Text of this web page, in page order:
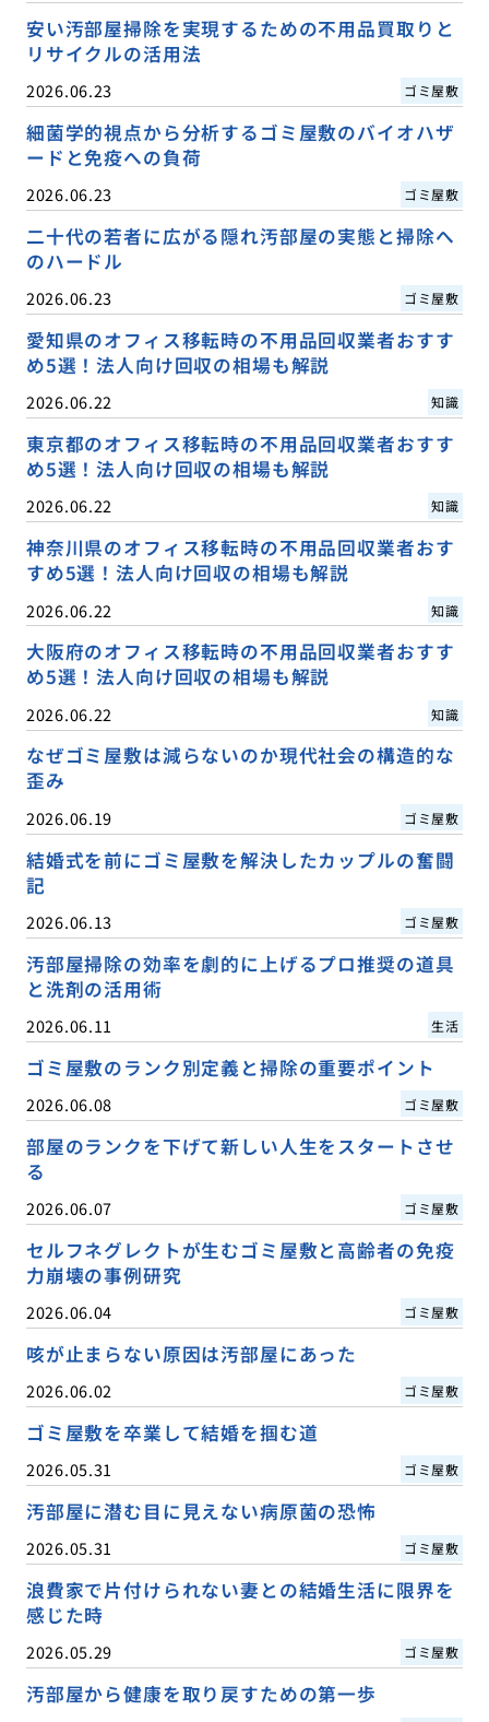
安い汚部屋掃除を実現するための不用品買取りと
リサイクルの活用法
2026.06.23 ゴミ屋敷
細菌学的視点から分析するゴミ屋敷のバイオハザ
ードと免疫への負荷
2026.06.23 ゴミ屋敷
二十代の若者に広がる隠れ汚部屋の実態と掃除へ
のハードル
2026.06.23 ゴミ屋敷
愛知県のオフィス移転時の不用品回収業者おすす
め5選！法人向け回収の相場も解説
2026.06.22 知識
東京都のオフィス移転時の不用品回収業者おすす
め5選！法人向け回収の相場も解説
2026.06.22 知識
神奈川県のオフィス移転時の不用品回収業者おす
すめ5選！法人向け回収の相場も解説
2026.06.22 知識
大阪府のオフィス移転時の不用品回収業者おすす
め5選！法人向け回収の相場も解説
2026.06.22 知識
なぜゴミ屋敷は減らないのか現代社会の構造的な
歪み
2026.06.19 ゴミ屋敷
結婚式を前にゴミ屋敷を解決したカップルの奮闘
記
2026.06.13 ゴミ屋敷
汚部屋掃除の効率を劇的に上げるプロ推奨の道具
と洗剤の活用術
2026.06.11 生活
ゴミ屋敷のランク別定義と掃除の重要ポイント
2026.06.08 ゴミ屋敷
部屋のランクを下げて新しい人生をスタートさせ
る
2026.06.07 ゴミ屋敷
セルフネグレクトが生むゴミ屋敷と高齢者の免疫
力崩壊の事例研究
2026.06.04 ゴミ屋敷
咳が止まらない原因は汚部屋にあった
2026.06.02 ゴミ屋敷
ゴミ屋敷を卒業して結婚を掴む道
2026.05.31 ゴミ屋敷
汚部屋に潜む目に見えない病原菌の恐怖
2026.05.31 ゴミ屋敷
浪費家で片付けられない妻との結婚生活に限界を
感じた時
2026.05.29 ゴミ屋敷
汚部屋から健康を取り戻すための第一歩